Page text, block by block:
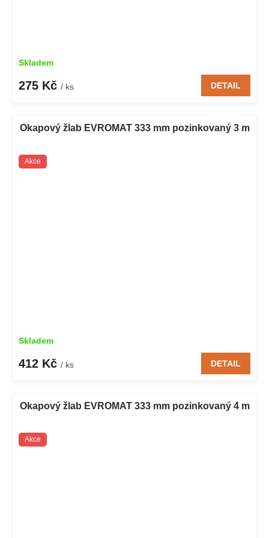
Skladem
275 Kč / ks DETAIL
Okapový žlab EVROMAT 333 mm pozinkovaný 3 m
Akce
Skladem
412 Kč / ks DETAIL
Okapový žlab EVROMAT 333 mm pozinkovaný 4 m
Akce